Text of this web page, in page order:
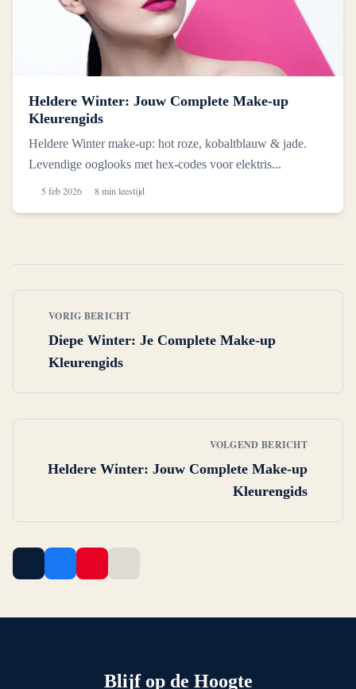
Heldere Winter: Jouw Complete Make-up
Kleurengids
Heldere Winter make-up: hot roze, kobaltblauw & jade.
Levendige ooglooks met hex-codes voor elektris...
5 feb 2026 8 min leestijd
VORIG BERICHT
Diepe Winter: Je Complete Make-up
Kleurengids
VOLGEND BERICHT
Heldere Winter: Jouw Complete Make-up
Kleurengids
Blijf op de Hoogte